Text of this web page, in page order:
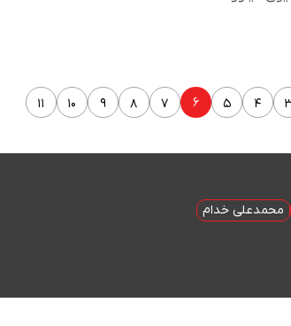
۴ ۵ ۶ ۷ ۸ ۹ ۱۰ ۱۱
محمدعلی خدام